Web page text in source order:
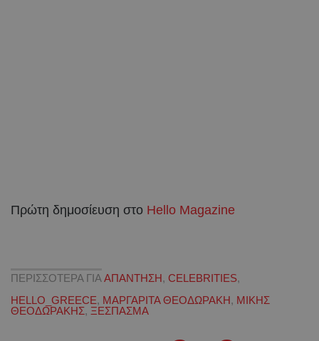
Πρώτη δημοσίευση στο Hello Magazine
ΠΕΡΙΣΣΟΤΕΡΑ ΓΙΑ AΠΑΝΤΗΣΗ, CELEBRITIES,
HELLO_GREECE, ΜΑΡΓΑΡΙΤΑ ΘΕΟΔΩΡΑΚΗ, ΜΙΚΗΣ
ΘΕΟΔΩΡΑΚΗΣ, ΞΕΣΠΑΣΜΑ